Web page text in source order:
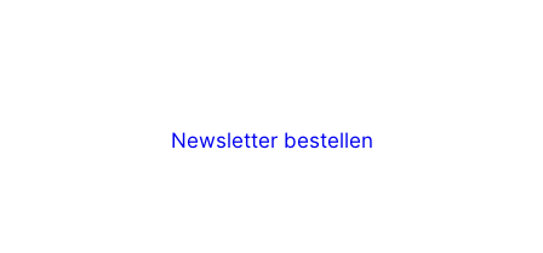
Newsletter bestellen